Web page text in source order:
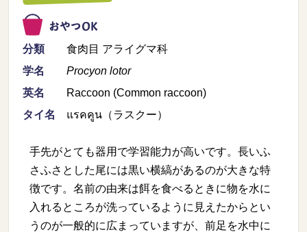
おやつOK
分類
食肉目 アライグマ科
学名
Procyon lotor
英名
Raccoon (Common raccoon)
タイ名
แรคคูน（ラスクー）
手先がとても器用で学習能力が高いです。長いふ
さふさとした尾には黒い横縞があるのが大きな特
徴です。名前の由来は餌を食べるときに物を水に
入れるところが洗っているように見えたからとい
うのが一般的に広まっていますが、前足を水中に